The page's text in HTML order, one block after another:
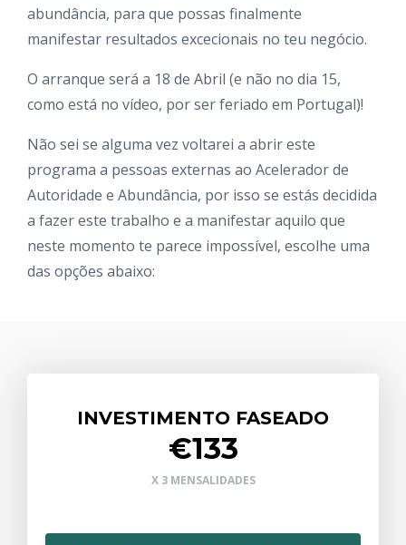
abundância, para que possas finalmente
manifestar resultados excecionais no teu negócio.
O arranque será a 18 de Abril (e não no dia 15,
como está no vídeo, por ser feriado em Portugal)!
Não sei se alguma vez voltarei a abrir este
programa a pessoas externas ao Acelerador de
Autoridade e Abundância, por isso se estás decidida
a fazer este trabalho e a manifestar aquilo que
neste momento te parece impossível, escolhe uma
das opções abaixo:
INVESTIMENTO FASEADO
€133
X 3 MENSALIDADES